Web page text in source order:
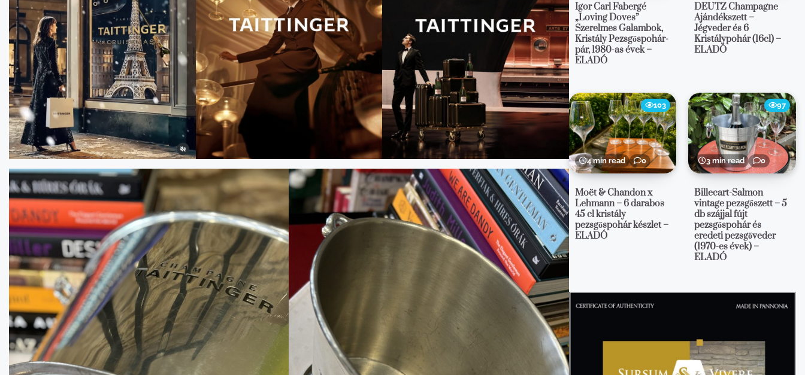
Igor Carl Fabergé
„Loving Doves”
Szerelmes Galambok,
Kristály Pezsgőspohár-
pár, 1980-as évek –
ELADÓ
DEUTZ Champagne
Ajándékszett –
Jégveder és 6
Kristálypohár (16cl) –
ELADÓ
4 min read 0
103
Moët & Chandon x
Lehmann – 6 darabos
45 cl kristály
pezsgőspohár készlet –
ELADÓ
3 min read 0
97
Billecart-Salmon
vintage pezsgőszett – 5
db szájjal fújt
pezsgőspohár és
eredeti pezsgőveder
(1970-es évek) –
ELADÓ